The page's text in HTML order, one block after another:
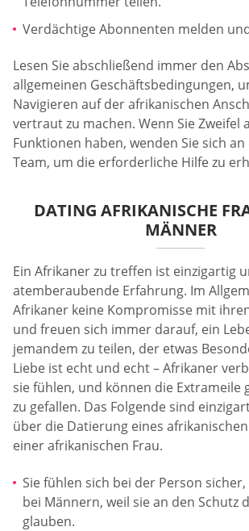
Verdächtige Abonnenten melden
Lesen Sie abschließend immer den
allgemeinen Geschäftsbedingungen,
Navigieren auf der afrikanischen
vertraut zu machen. Wenn Sie Zweifel
Funktionen haben, wenden Sie sich
Team, um die erforderliche Hilfe zu
DATING AFRIKANISCHE
MÄNNER
Ein Afrikaner zu treffen ist einzigartig
atemberaubende Erfahrung. Im
Afrikaner keine Kompromisse mit
und freuen sich immer darauf, ein
jemandem zu teilen, der etwas
Liebe ist echt und echt – Afrikaner
sie fühlen, und können die Extrameile
zu gefallen. Das Folgende sind
über die Datierung eines
einer afrikanischen Frau.
Sie fühlen sich bei der Person
bei Männern, weil sie an den Schutz
glauben.